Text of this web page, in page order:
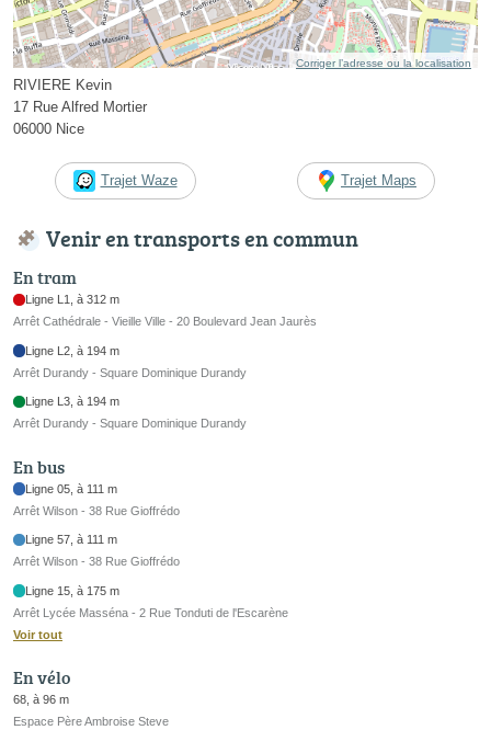
Corriger l’adresse ou la localisation
RIVIERE Kevin
17 Rue Alfred Mortier
06000 Nice
Trajet Waze Trajet Maps
Venir en transports en commun
En tram
Ligne L1, à 312 m
Arrêt Cathédrale - Vieille Ville - 20 Boulevard Jean Jaurès
Ligne L2, à 194 m
Arrêt Durandy - Square Dominique Durandy
Ligne L3, à 194 m
Arrêt Durandy - Square Dominique Durandy
En bus
Ligne 05, à 111 m
Arrêt Wilson - 38 Rue Gioffrédo
Ligne 57, à 111 m
Arrêt Wilson - 38 Rue Gioffrédo
Ligne 15, à 175 m
Arrêt Lycée Masséna - 2 Rue Tonduti de l'Escarène
Voir tout
En vélo
68, à 96 m
Espace Père Ambroise Steve